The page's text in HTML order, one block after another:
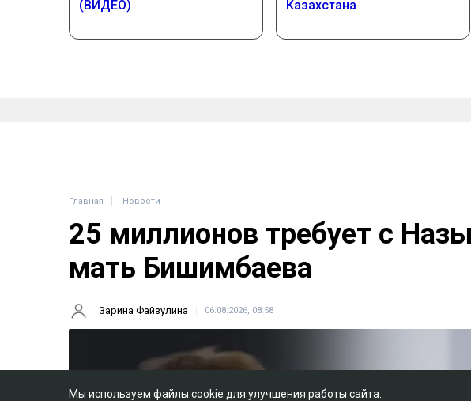
Главная Новости
25 миллионов требует с
мать Бишимбаева
Зарина Файзулина 06.08.2026, 08:58
Мы используем файлы cookie для улучшения работы сайта.